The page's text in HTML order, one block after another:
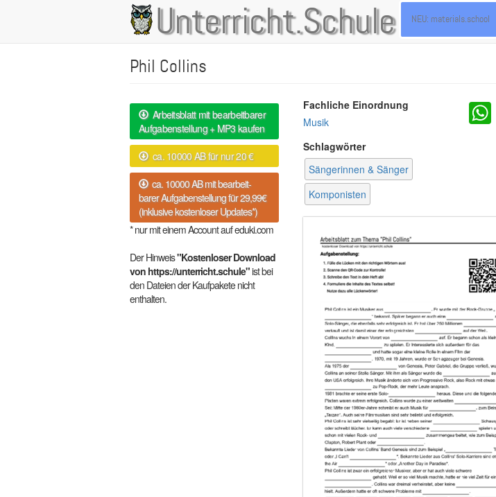
Unterricht.Schule
Main
navigation
NEU: materials.school
Phil Collins
Arbeitsblatt mit bearbeitbarer
Aufgabenstellung + MP3 kaufen
ca. 10000 AB für nur 20 €
ca. 10000 AB mit bearbeit-
barer Aufgabenstellung für 29,99€
(inklusive kostenloser Updates*)
* nur mit einem Account auf eduki.com
Der Hinweis"Kostenloser Download
von https://unterricht.schule"ist bei
den Dateien der Kaufpakete nicht
enthalten.
Fachliche Einordnung
Musik
Schlagwörter
Sängerinnen & Sänger
Komponisten